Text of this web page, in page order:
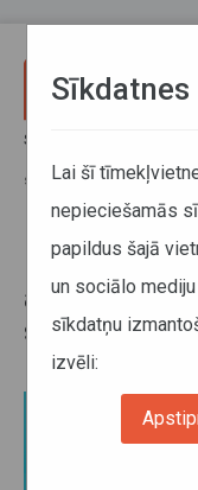
Sākums
septembrī izmantotās
Biļešu
autobusu
septembrī
reģistrēt
Sīkdatnes
Lai šī
nepieciešamās
papildus šajā
un sociālo
sīkdatņu
izvēli: